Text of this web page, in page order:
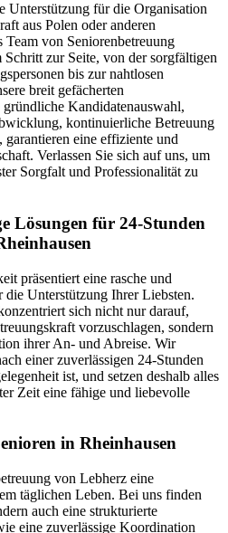
Unterstützung für die Organisation
aus Polen oder anderen
Team von Seniorenbetreuung
zur Seite, von der sorgfältigen
bis zur nahtlosen
breit gefächerten
Kandidatenauswahl,
kontinuierliche Betreuung
garantieren eine effiziente und
Verlassen Sie sich auf uns, um
Sorgfalt und Professionalität zu
Lösungen für 24-Stunden
präsentiert eine rasche und
Unterstützung Ihrer Liebsten.
sich nicht nur darauf,
vorzuschlagen, sondern
ihrer An- und Abreise. Wir
einer zuverlässigen 24-Stunden
ist, und setzen deshalb alles
Zeit eine fähige und liebevolle
in Rheinhausen
von Lebherz eine
täglichen Leben. Bei uns finden
auch eine strukturierte
eine zuverlässige Koordination